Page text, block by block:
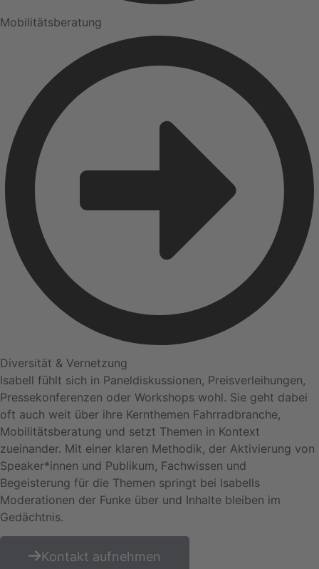
Mobilitätsberatung
Diversität & Vernetzung
Isabell fühlt sich in Paneldiskussionen, Preisverleihungen,
Pressekonferenzen oder Workshops wohl. Sie geht dabei
oft auch weit über ihre Kernthemen Fahrradbranche,
Mobilitätsberatung und setzt Themen in Kontext
zueinander. Mit einer klaren Methodik, der Aktivierung von
Speaker*innen und Publikum, Fachwissen und
Begeisterung für die Themen springt bei Isabells
Moderationen der Funke über und Inhalte bleiben im
Gedächtnis.
Kontakt aufnehmen